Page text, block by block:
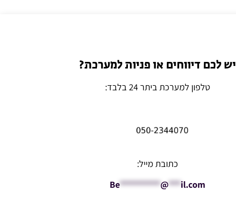
יש לכם דיווחים או פניות למערכת?
טלפון למערכת ביתר 24 בלבד:
כתובת מייל:
Be**********@***il.com